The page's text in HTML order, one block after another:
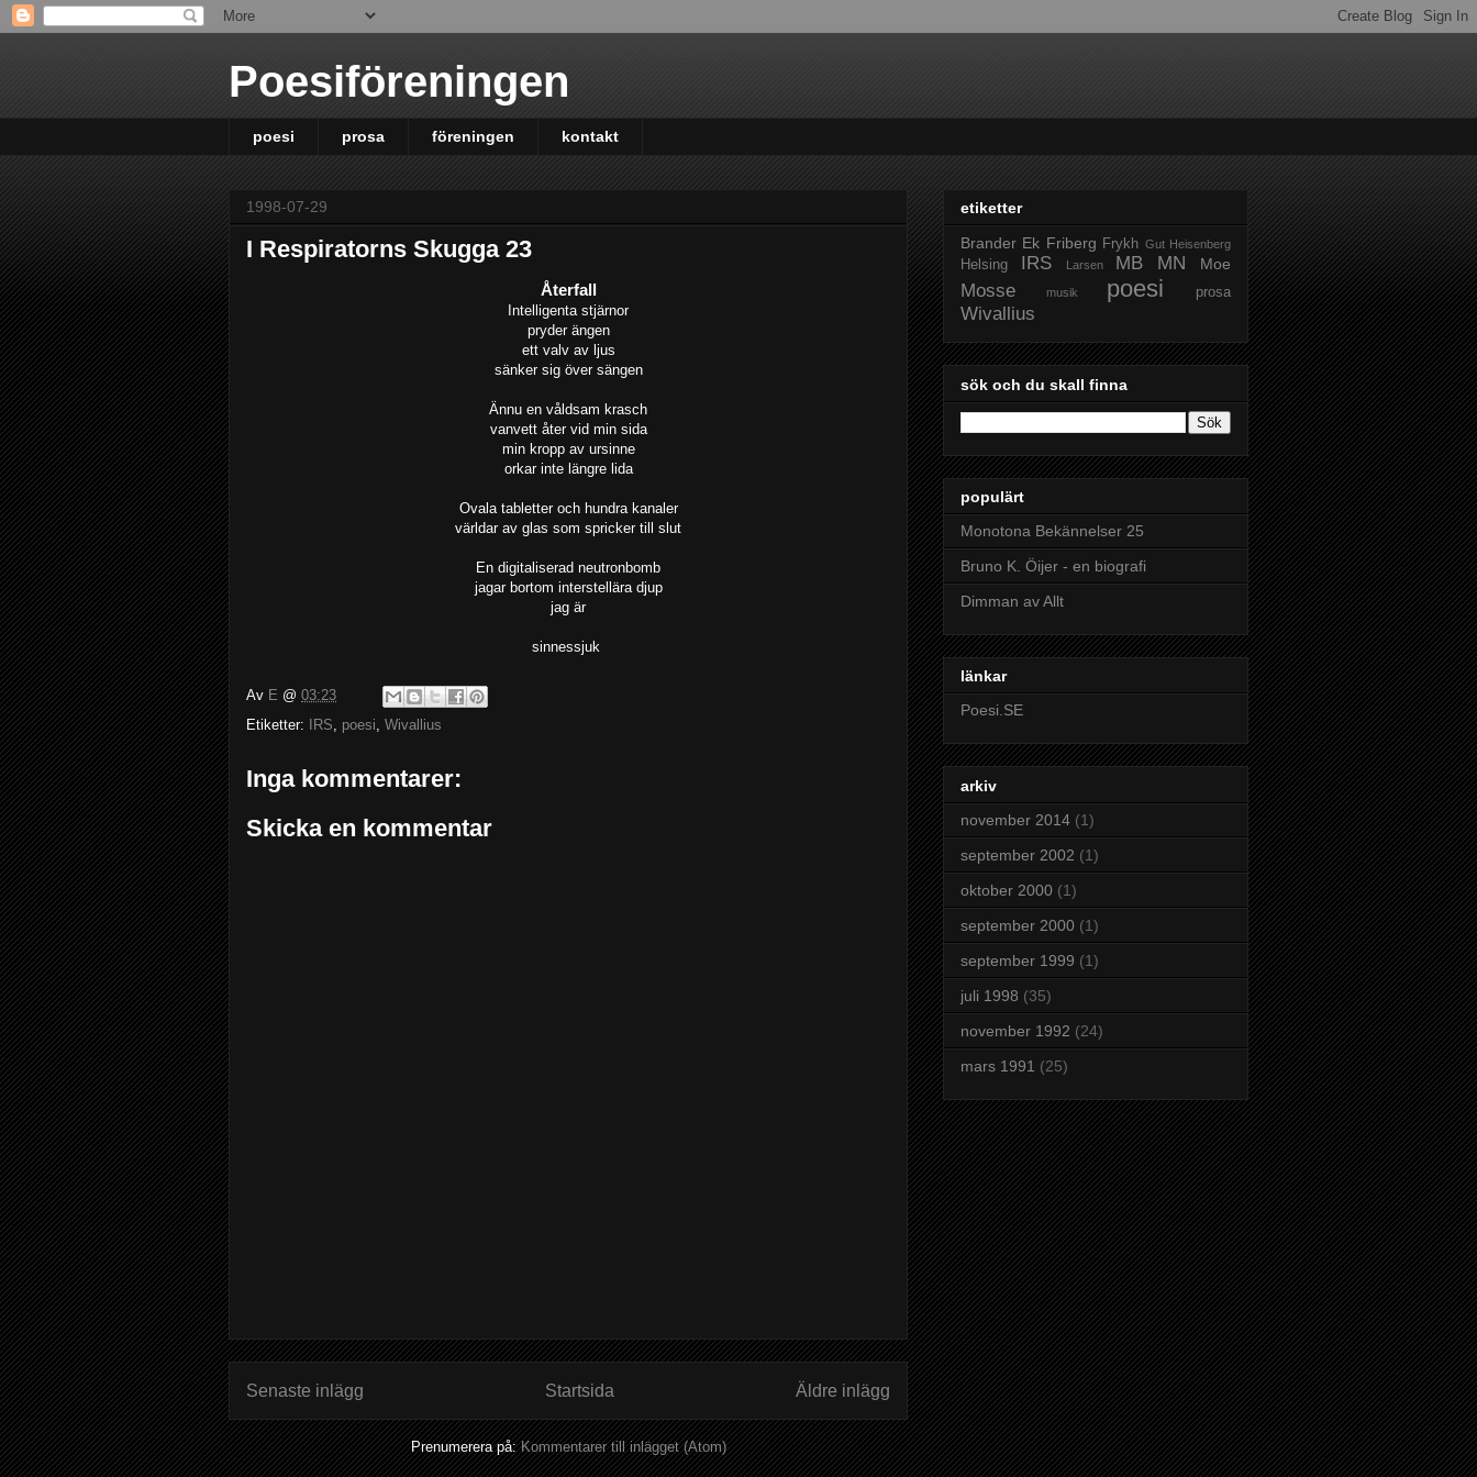
Poesiföreningen
poesi prosa föreningen kontakt
1998-07-29
I Respiratorns Skugga 23
Återfall
Intelligenta stjärnor
pryder ängen
ett valv av ljus
sänker sig över sängen
Ännu en våldsam krasch
vanvett åter vid min sida
min kropp av ursinne
orkar inte längre lida
Ovala tabletter och hundra kanaler
världar av glas som spricker till slut
En digitaliserad neutronbomb
jagar bortom interstellära djup
jag är
sinnessjuk
Av E @ 03:23
Etiketter:
IRS poesi Wivallius
Inga kommentarer:
Skicka en kommentar
Senaste inlägg Äldre inlägg
Startsida
Prenumerera på:Kommentarer till inlägget (Atom)
etiketter
Brander Ek Friberg Frykh Gut Heisenberg
Helsing IRS Larsen MB MN Moe
Mosse musik poesi prosa
Wivallius
sök och du skall finna
populärt
Monotona Bekännelser 25
Bruno K. Öijer - en biografi
Dimman av Allt
länkar
Poesi.SE
arkiv
november 2014 (1)
september 2002 (1)
oktober 2000 (1)
september 2000 (1)
september 1999 (1)
juli 1998 (35)
november 1992 (24)
mars 1991 (25)